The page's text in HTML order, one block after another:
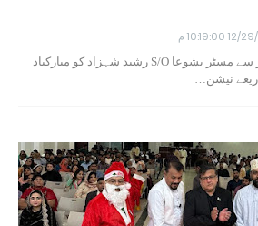
10:19:00 م
نوشہرہ کے پی کے: رسالپور سے مسٹر یشوعا S/O رشید شہزاد کو مبارکباد